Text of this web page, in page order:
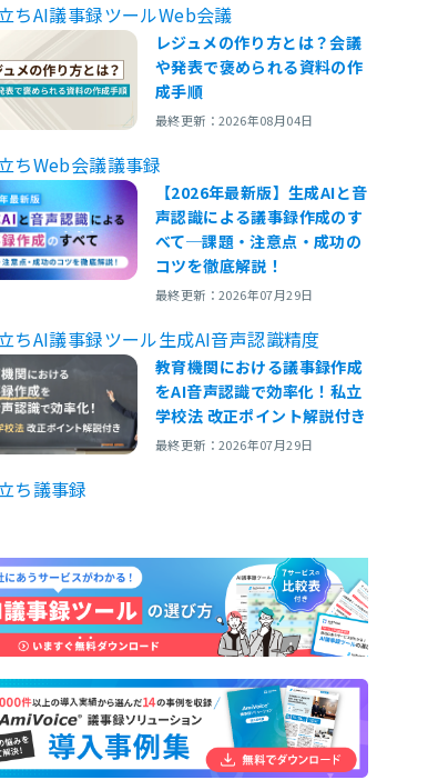
ちAI議事録ツールWeb会議
レジュメの作り方とは？会議
や発表で褒められる資料の作
成手順
最終更新：2026年08月04日
ちWeb会議議事録
【2026年最新版】生成AIと音
声認識による議事録作成のす
べて─課題・注意点・成功の
コツを徹底解説！
最終更新：2026年07月29日
ちAI議事録ツール生成AI音声認識精度
教育機関における議事録作成
をAI音声認識で効率化！私立
学校法 改正ポイント解説付き
最終更新：2026年07月29日
ち議事録